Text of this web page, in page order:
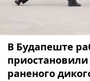
В Будапеште
раненого